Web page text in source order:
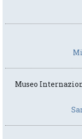
Museo